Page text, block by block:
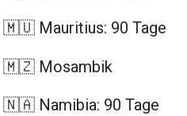
🇲🇺 Mauritius: 90 Tage
🇲🇿 Mosambik
🇳🇦 Namibia: 90 Tage